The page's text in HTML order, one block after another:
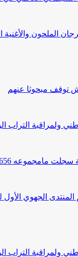
الملحون والأغنية
توقف مبحوثا عنهم
ولمراقبة التراب
المنتدى الجهوي
ولمراقبة التراب